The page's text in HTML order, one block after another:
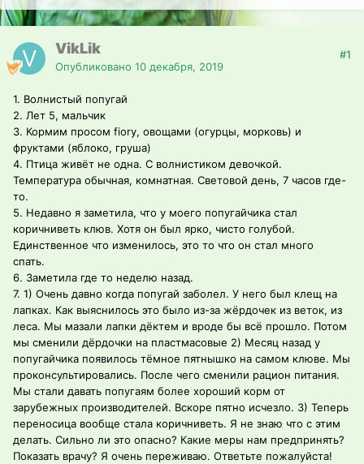
VikLik
Опубликовано 10 декабря, 2019
#1
1. Волнистый попугай
2. Лет 5, мальчик
3. Кормим просом fiory, овощами (огурцы, морковь) и
фруктами (яблоко, груша)
4. Птица живёт не одна. С волнистиком девочкой.
Температура обычная, комнатная. Световой день, 7 часов где-
то.
5. Недавно я заметила, что у моего попугайчика стал
коричниветь клюв. Хотя он был ярко, чисто голубой.
Единственное что изменилось, это то что он стал много
спать.
6. Заметила где то неделю назад.
7. 1) Очень давно когда попугай заболел. У него был клещ на
лапках. Как выяснилось это было из-за жёрдочек из веток, из
леса. Мы мазали лапки дёктем и вроде бы всё прошло. Потом
мы сменили дёрдочки на пластмасовые 2) Месяц назад у
попугайчика появилось тёмное пятнышко на самом клюве. Мы
проконсультировались. После чего сменили рацион питания.
Мы стали давать попугаям более хороший корм от
зарубежных производителей. Вскоре пятно исчезло. 3) Теперь
переносица вообще стала коричниветь. Я не знаю что с этим
делать. Сильно ли это опасно? Какие меры нам предпринять?
Показать врачу? Я очень переживаю. Ответьте пожалуйста!